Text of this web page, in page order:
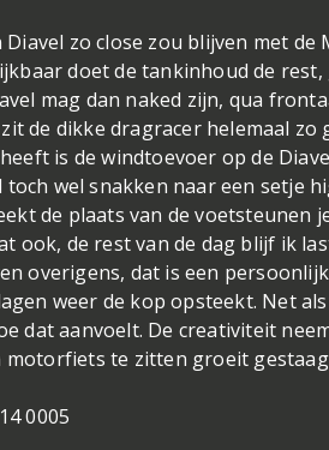
zo close zou blijven met
doet de tankinhoud de rest,
mag dan naked zijn, qua
de dikke dragracer helemaal
is de windtoevoer op de
toch wel snakken naar een setje
de plaats van de voetsteunen
ook, de rest van de dag blijf ik
overigens, dat is een
weer de kop opsteekt. Net
dat aanvoelt. De creativiteit
motorfiets te zitten groeit